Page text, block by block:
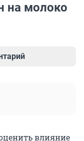
на молоко
влияние